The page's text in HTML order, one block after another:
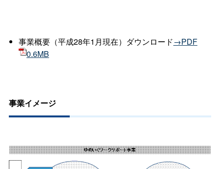
事業概要（平成28年1月現在）ダウンロード→PDF
0.6MB
事業イメージ